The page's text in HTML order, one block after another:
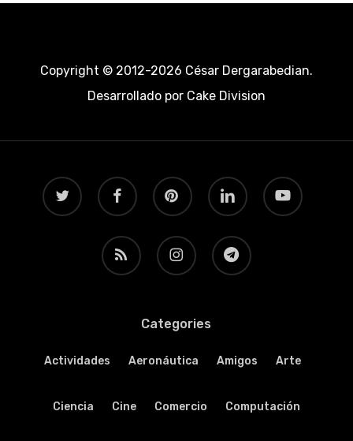
Copyright © 2012-2026 César Dergarabedian.
Desarrollado porCake Division
twitter facebook pinterest linkedin youtube
RSS instagram telegram
Categories
Actividades Aeronáutica Amigos Arte
Ciencia Cine Comercio Computación